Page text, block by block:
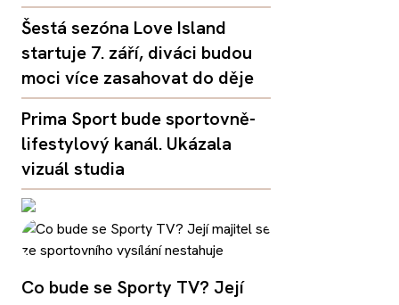
Šestá sezóna Love Island
startuje 7. září, diváci budou
moci více zasahovat do děje
Prima Sport bude sportovně-
lifestylový kanál. Ukázala
vizuál studia
Co bude se Sporty TV? Její